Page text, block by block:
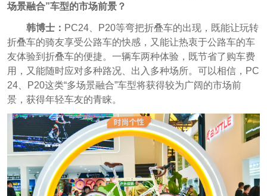
场景融合”车型的市场前景？
韩博士： PC24、P20等弯把折叠车的出现，既能让玩转
折叠车的骑友享受公路车的快感，又能让热衷于公路车的车
友体验到折叠车的便捷。一辆车两种体验，既节省了购车费
用，又能随时应对多种路况、出入多种场所。可以相信，PC
24、P20这类“多场景融合”车型将获得较为广阔的市场前
景，获得年轻车友的青睐。